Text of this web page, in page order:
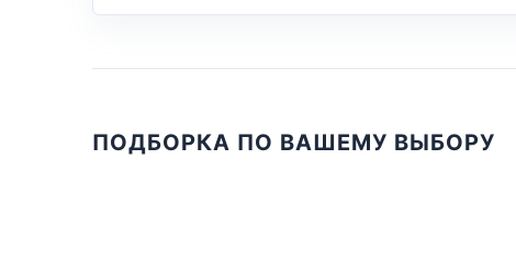
ПОДБОРКА ПО ВАШЕМУ ВЫБОРУ